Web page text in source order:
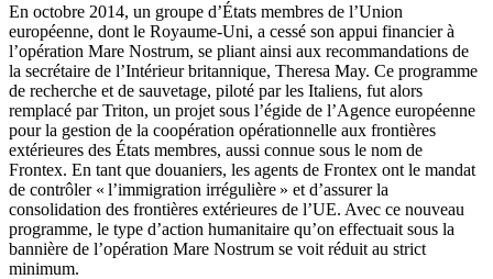
En octobre 2014, un groupe d’États membres de l’Union
européenne, dont le Royaume-Uni, a cessé son appui financier à
l’opération Mare Nostrum, se pliant ainsi aux recommandations de
la secrétaire de l’Intérieur britannique, Theresa May. Ce programme
de recherche et de sauvetage, piloté par les Italiens, fut alors
remplacé par Triton, un projet sous l’égide de l’Agence européenne
pour la gestion de la coopération opérationnelle aux frontières
extérieures des États membres, aussi connue sous le nom de
Frontex. En tant que douaniers, les agents de Frontex ont le mandat
de contrôler « l’immigration irrégulière » et d’assurer la
consolidation des frontières extérieures de l’UE. Avec ce nouveau
programme, le type d’action humanitaire qu’on effectuait sous la
bannière de l’opération Mare Nostrum se voit réduit au strict
minimum.